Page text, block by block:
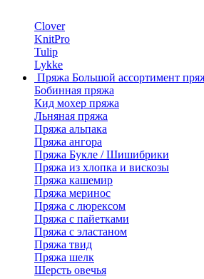
Clover
KnitPro
Tulip
Lykke
Пряжа Большой ассортимент
Бобинная пряжа
Кид мохер пряжа
Льняная пряжа
Пряжа альпака
Пряжа ангора
Пряжа Букле / Шишибрики
Пряжа из хлопка и вискозы
Пряжа кашемир
Пряжа меринос
Пряжа с люрексом
Пряжа с пайетками
Пряжа с эластаном
Пряжа твид
Пряжа шелк
Шерсть овечья